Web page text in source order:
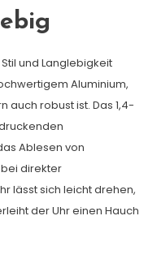
und Langlebigkeit
Aluminium,
auch robust ist. Das 1,4-
Ablesen von
direkter
lässt sich leicht drehen,
der Uhr einen Hauch